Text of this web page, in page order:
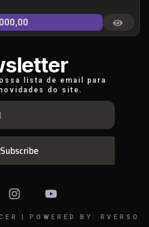
lista de email para
do site.
Subscribe
| POWERED BY: RVERSO